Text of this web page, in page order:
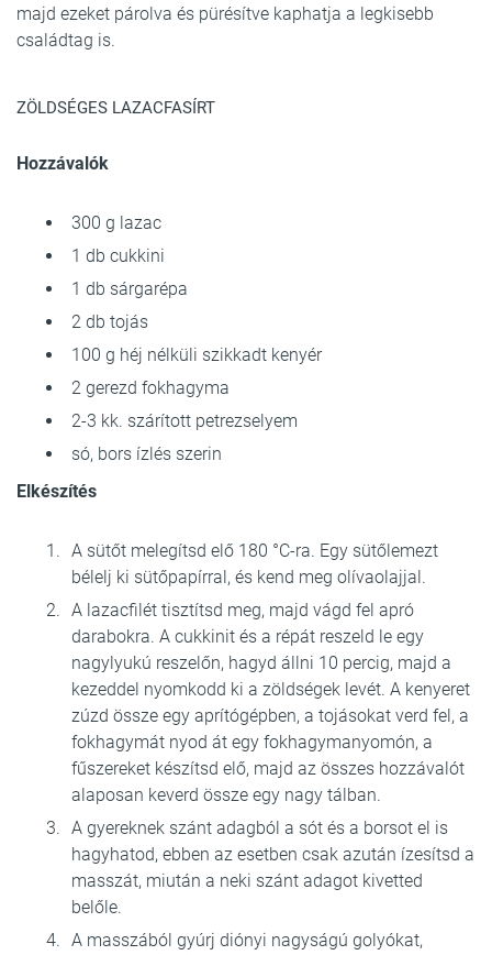
majd ezeket párolva és pürésítve kaphatja a legkisebb
családtag is.
ZÖLDSÉGES LAZACFASÍRT
Hozzávalók
300 g lazac
1 db cukkini
1 db sárgarépa
2 db tojás
100 g héj nélküli szikkadt kenyér
2 gerezd fokhagyma
2-3 kk. szárított petrezselyem
só, bors ízlés szerin
Elkészítés
A sütőt melegítsd elő 180 °C-ra. Egy sütőlemezt
bélelj ki sütőpapírral, és kend meg olívaolajjal.
A lazacfilét tisztítsd meg, majd vágd fel apró
darabokra. A cukkinit és a répát reszeld le egy
nagylyukú reszelőn, hagyd állni 10 percig, majd a
kezeddel nyomkodd ki a zöldségek levét. A kenyeret
zúzd össze egy aprítógépben, a tojásokat verd fel, a
fokhagymát nyod át egy fokhagymanyomón, a
fűszereket készítsd elő, majd az összes hozzávalót
alaposan keverd össze egy nagy tálban.
A gyereknek szánt adagból a sót és a borsot el is
hagyhatod, ebben az esetben csak azután ízesítsd a
masszát, miután a neki szánt adagot kivetted
belőle.
A masszából gyúrj diónyi nagyságú golyókat,